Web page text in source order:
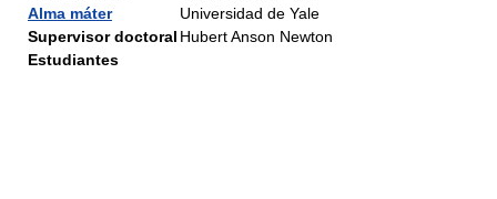
Alma máter
Universidad de Yale
Supervisor doctoral Hubert Anson Newton
Estudiantes